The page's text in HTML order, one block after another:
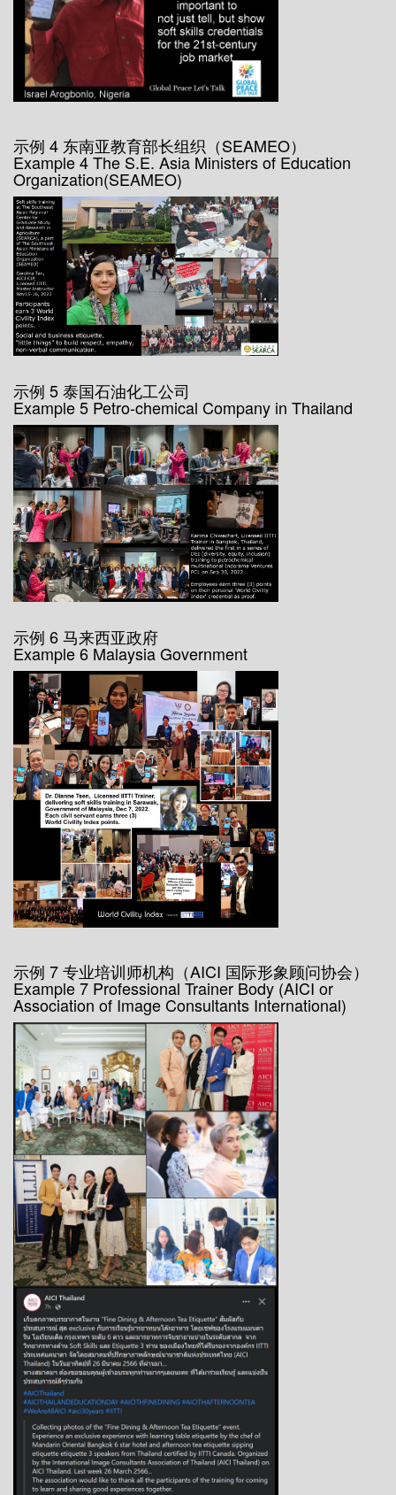
示例 4 东南亚教育部长组织（SEAMEO）
Example 4 The S.E. Asia Ministers of Education
Organization(SEAMEO)
示例 5 泰国石油化工公司
Example 5 Petro-chemical Company in Thailand
示例 6 马来西亚政府
Example 6 Malaysia Government
示例 7 专业培训师机构（AICI 国际形象顾问协会）
Example 7 Professional Trainer Body (AICI or
Association of Image Consultants International)